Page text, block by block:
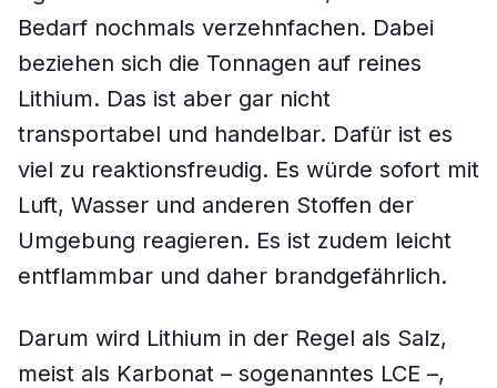
Bedarf nochmals verzehnfachen. Dabei
beziehen sich die Tonnagen auf reines
Lithium. Das ist aber gar nicht
transportabel und handelbar. Dafür ist es
viel zu reaktionsfreudig. Es würde sofort mit
Luft, Wasser und anderen Stoffen der
Umgebung reagieren. Es ist zudem leicht
entflammbar und daher brandgefährlich.
Darum wird Lithium in der Regel als Salz,
meist als Karbonat – sogenanntes LCE –,